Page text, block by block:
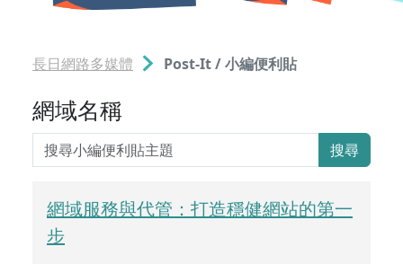
長日網路多媒體 Post-It / 小編便利貼
網域名稱
搜尋
網域服務與代管：打造穩健網站的第一
步